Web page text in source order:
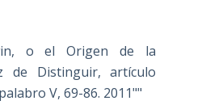
o el Origen de la
de Distinguir, artículo
V, 69-86. 2011""